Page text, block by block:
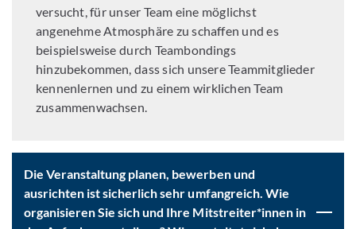
versucht, für unser Team eine möglichst
angenehme Atmosphäre zu schaffen und es
beispielsweise durch Teambondings
hinzubekommen, dass sich unsere Teammitglieder
kennenlernen und zu einem wirklichen Team
zusammenwachsen.
Die Veranstaltung planen, bewerben und
ausrichten ist sicherlich sehr umfangreich. Wie
organisieren Sie sich und Ihre Mitstreiter*innen in